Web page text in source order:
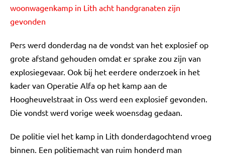
woonwagenkamp in Lith acht handgranaten zijn
gevonden
Pers werd donderdag na de vondst van het explosief op
grote afstand gehouden omdat er sprake zou zijn van
explosiegevaar. Ook bij het eerdere onderzoek in het
kader van Operatie Alfa op het kamp aan de
Hoogheuvelstraat in Oss werd een explosief gevonden.
Die vondst werd vorige week woensdag gedaan.
De politie viel het kamp in Lith donderdagochtend vroeg
binnen. Een politiemacht van ruim honderd man